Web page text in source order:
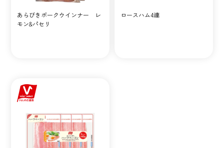
あらびきポークウインナー レ
モン&パセリ
ロースハム4連